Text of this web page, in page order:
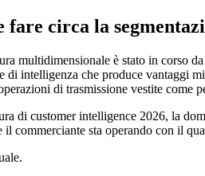
circa la
multidimensionale è stato in corso
intelligenza che produce vantaggi
di trasmissione vestite
di customer intelligence 2026, la
commerciante sta operando con il